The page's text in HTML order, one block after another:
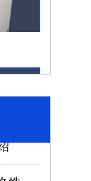
低压配电柜如何选择合适的型号及参数？
户外机箱机柜的可靠性和耐久性与什么因素有关？